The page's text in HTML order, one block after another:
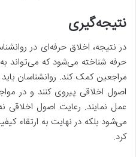
نتیجه‌گیری
در نتیجه، اخلاق حرفه‌ای در
حرفه شناخته می‌شود که
مراجعین کمک کند. روانشناسان
اصول اخلاقی پیروی کنند و در
عمل نمایند. رعایت اصول اخلاقی
می‌شود بلکه در نهایت به ارتقاء
کرد.